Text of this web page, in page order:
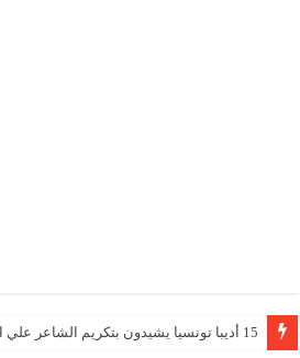
15 أديبا تونسيا يشيدون بتكريم الشاعر علي الدرورة